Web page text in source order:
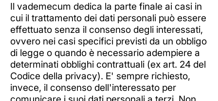
Il vademecum dedica la parte finale ai casi in
cui il trattamento dei dati personali può essere
effettuato senza il consenso degli interessati,
ovvero nei casi specifici previsti da un obbligo
di legge o quando è necessario adempiere a
determinati obblighi contrattuali (ex art. 24 del
Codice della privacy). E' sempre richiesto,
invece, il consenso dell'interessato per